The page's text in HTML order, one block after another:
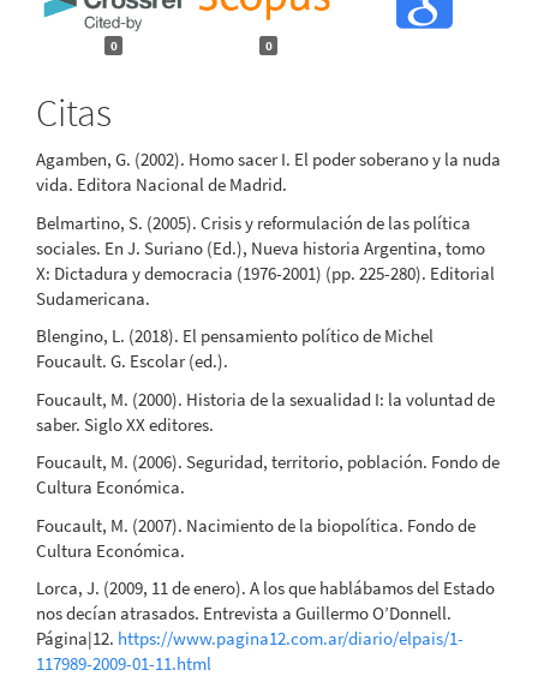
0 0
Citas
Agamben, G. (2002). Homo sacer I. El poder soberano y la nuda
vida. Editora Nacional de Madrid.
Belmartino, S. (2005). Crisis y reformulación de las política
sociales. En J. Suriano (Ed.), Nueva historia Argentina, tomo
X: Dictadura y democracia (1976-2001) (pp. 225-280). Editorial
Sudamericana.
Blengino, L. (2018). El pensamiento político de Michel
Foucault. G. Escolar (ed.).
Foucault, M. (2000). Historia de la sexualidad I: la voluntad de
saber. Siglo XX editores.
Foucault, M. (2006). Seguridad, territorio, población. Fondo de
Cultura Económica.
Foucault, M. (2007). Nacimiento de la biopolítica. Fondo de
Cultura Económica.
Lorca, J. (2009, 11 de enero). A los que hablábamos del Estado
nos decían atrasados. Entrevista a Guillermo O’Donnell.
Página|12. https://www.pagina12.com.ar/diario/elpais/1-
117989-2009-01-11.html